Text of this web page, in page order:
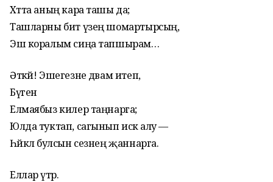
Хәтта аның кара ташы да;
Ташларны бит үзең шомартырсың,
Эш коралым сиңа тапшырам…
Әткәй! Эшегезне дәвам итеп,
Бүген
Елмаябыз килер таңнарга;
Юлда туктап, сагынып искә алу —
Һәйкәл булсын сезнең җаннарга.
Еллар үтәр.